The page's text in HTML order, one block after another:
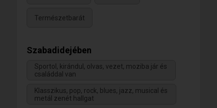
Természetbarát
Szabadidejében
Sportol, kirándul, olvas, vezet, moziba jár és
családdal van
Klasszikus, pop, rock, blues, jazz, musical és
metál zenét hallgat